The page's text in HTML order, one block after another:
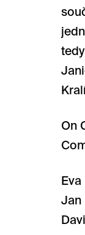
On
Jan